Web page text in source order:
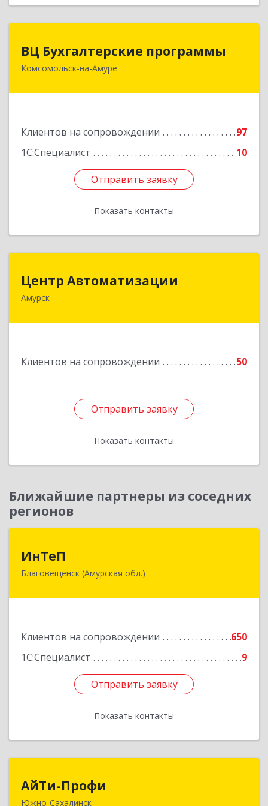
ВЦ Бухгалтерские программы
Комсомольск-на-Амуре
Клиентов на сопровождении
97
1С:Специалист
10
Отправить заявку
Показать контакты
681000, Хабаровский край, Комсомольск-на-
Отправить заявку
Назад
Центр Автоматизации
Амурск
Клиентов на сопровождении 50
Отправить заявку
Показать контакты
682640, Хабаровский край, Амурск г, Мира пр-
Отправить заявку
Назад
Ближайшие партнеры из соседних
регионов
ИнТеП
Благовещенск (Амурская обл.)
Клиентов на сопровождении
650
1С:Специалист
9
Отправить заявку
Показать контакты
675000, Амурская обл, Благовещенск г,
Отправить заявку
Назад
АйТи-Профи
Южно-Сахалинск